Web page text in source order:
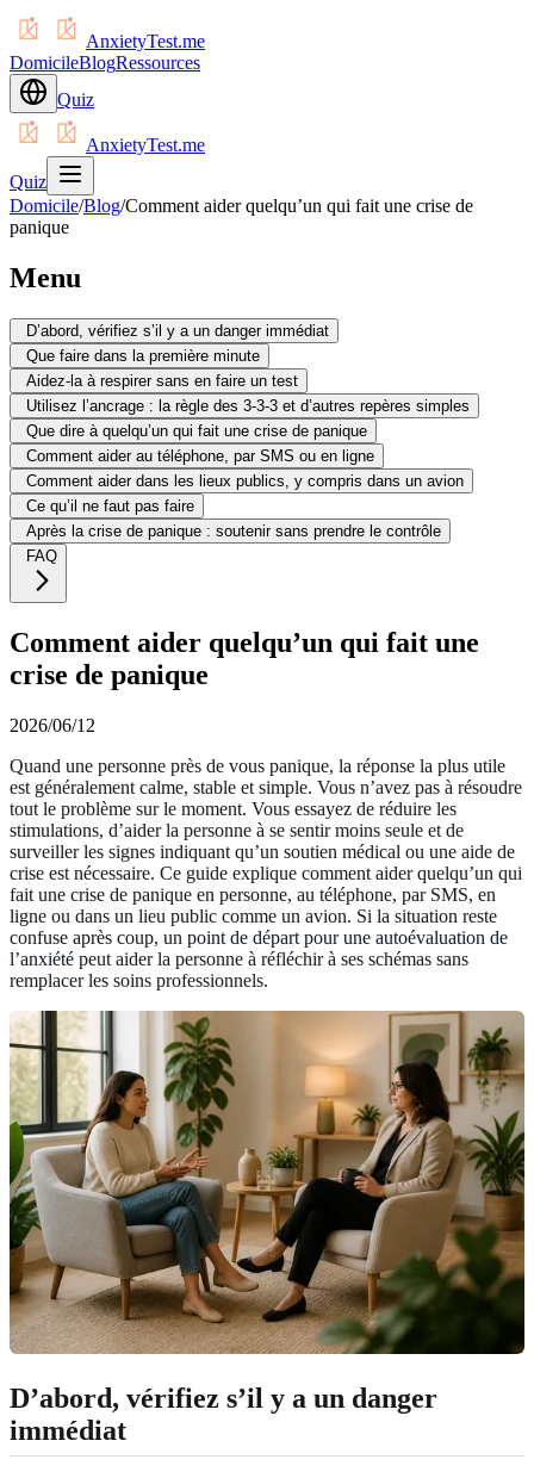
AnxietyTest.me
DomicileBlogRessources
Quiz
AnxietyTest.me
Quiz
Domicile/Blog/Comment aider quelqu’un qui fait une crise de
panique
Menu
D’abord, vérifiez s’il y a un danger immédiat
Que faire dans la première minute
Aidez-la à respirer sans en faire un test
Utilisez l’ancrage : la règle des 3-3-3 et d’autres repères simples
Que dire à quelqu’un qui fait une crise de panique
Comment aider au téléphone, par SMS ou en ligne
Comment aider dans les lieux publics, y compris dans un avion
Ce qu’il ne faut pas faire
Après la crise de panique : soutenir sans prendre le contrôle
FAQ
Comment aider quelqu’un qui fait une
crise de panique
2026/06/12
Quand une personne près de vous panique, la réponse la plus utile
est généralement calme, stable et simple. Vous n’avez pas à résoudre
tout le problème sur le moment. Vous essayez de réduire les
stimulations, d’aider la personne à se sentir moins seule et de
surveiller les signes indiquant qu’un soutien médical ou une aide de
crise est nécessaire. Ce guide explique comment aider quelqu’un qui
fait une crise de panique en personne, au téléphone, par SMS, en
ligne ou dans un lieu public comme un avion. Si la situation reste
confuse après coup, un point de départ pour une autoévaluation de
l’anxiété peut aider la personne à réfléchir à ses schémas sans
remplacer les soins professionnels.
D’abord, vérifiez s’il y a un danger
immédiat